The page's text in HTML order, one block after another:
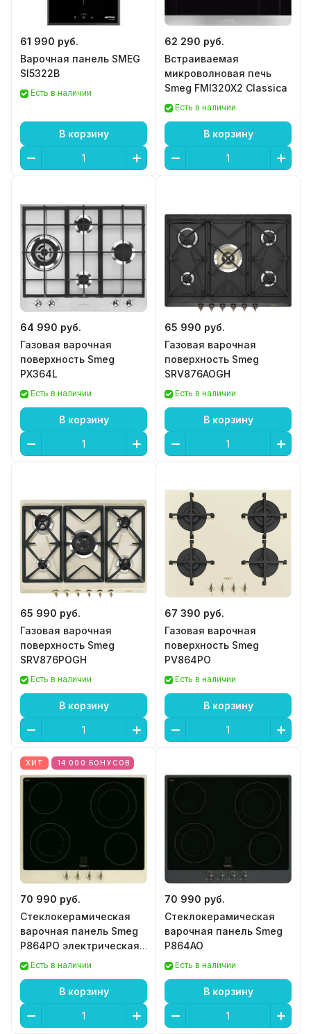
61 990 руб.
Варочная панель SMEG
SI5322B
Есть в наличии
В корзину
62 290 руб.
Встраиваемая
микроволновая печь
Smeg FMI320X2 Classica
Есть в наличии
В корзину
64 990 руб.
Газовая варочная
поверхность Smeg
PX364L
Есть в наличии
В корзину
65 990 руб.
Газовая варочная
поверхность Smeg
SRV876AOGH
Есть в наличии
В корзину
65 990 руб.
Газовая варочная
поверхность Smeg
SRV876POGH
Есть в наличии
В корзину
67 390 руб.
Газовая варочная
поверхность Smeg
PV864PO
Есть в наличии
В корзину
ХИТ 14 000 БОНУСОВ
70 990 руб.
Стеклокерамическая
варочная панель Smeg
P864PO электрическая
в классическом стиле
Есть в наличии
В корзину
70 990 руб.
Стеклокерамическая
варочная панель Smeg
P864AO
Есть в наличии
В корзину